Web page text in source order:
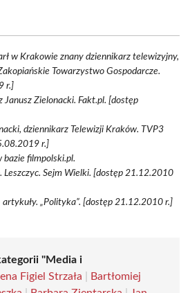
w Krakowie znany dziennikarz telewizyjny,
Towarzystwo Gospodarcze.
r.]
Janusz Zielonacki. Fakt.pl. [dostęp
dziennikarz Telewizji Kraków. TVP3
r.]
bazie filmpolski.pl.
Leszczyc. Sejm Wielki. [dostęp 21.12.2010
artykuły. „Polityka”. [dostęp 21.12.2010 r.]
"Media i
Figiel Strzała
Bartłomiej